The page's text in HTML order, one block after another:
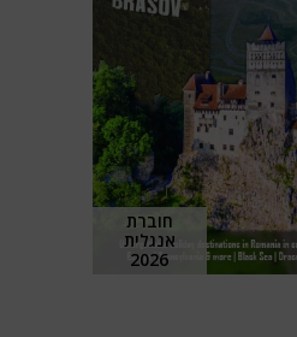
חוברת
אנגלית
2026